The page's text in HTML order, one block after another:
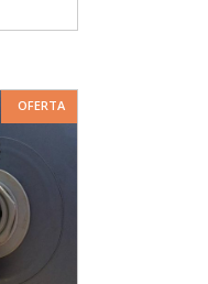
OFERTA